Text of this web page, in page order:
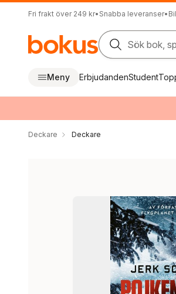
Fri frakt över 249 kr• Snabba leveranser•
Sök bok,
Meny ErbjudandenStudent
Deckare Deckare